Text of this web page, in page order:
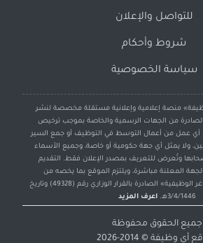
للتواصل والإعلان
شروط وأحكام
سياسة الخصوصية
منصة إعلامية وإعلانية مستقلة مخصصة لنشر
الصادرة من الجهات الرسمية والخاصة بموجب ترخيص
أي عمل من أعمال التوسط في التوظيف أو جمع السير
ولا يمثل أي جهة حكومية أو خاصة، وجميع الأسماء
وتُعرض للتعريف بمصدر الإعلان فقط. التقديم
المعلنة مباشرة، ويلتزم الموقع بما يخصه من
«ضوابط الإعلان عن الشواغر الوظيفية» الصادرة بالقرار الوزاري رقم (49328) وتاريخ
3/4/1446هـ.
اعرف المزيد
جميع الحقوق محفوظة
أي وظيفة © 2014-2026